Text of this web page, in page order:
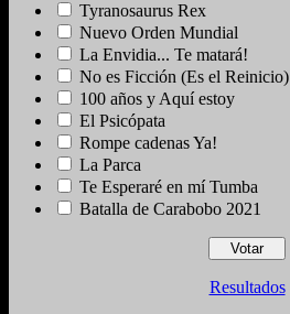
Tyranosaurus Rex
Nuevo Orden Mundial
La Envidia... Te matará!
No es Ficción (Es el Reinicio)
100 años y Aquí estoy
El Psicópata
Rompe cadenas Ya!
La Parca
Te Esperaré en mí Tumba
Batalla de Carabobo 2021
Resultados